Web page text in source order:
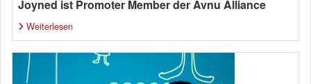
Joyned ist Promoter Member der Avnu Alliance
Weiterlesen